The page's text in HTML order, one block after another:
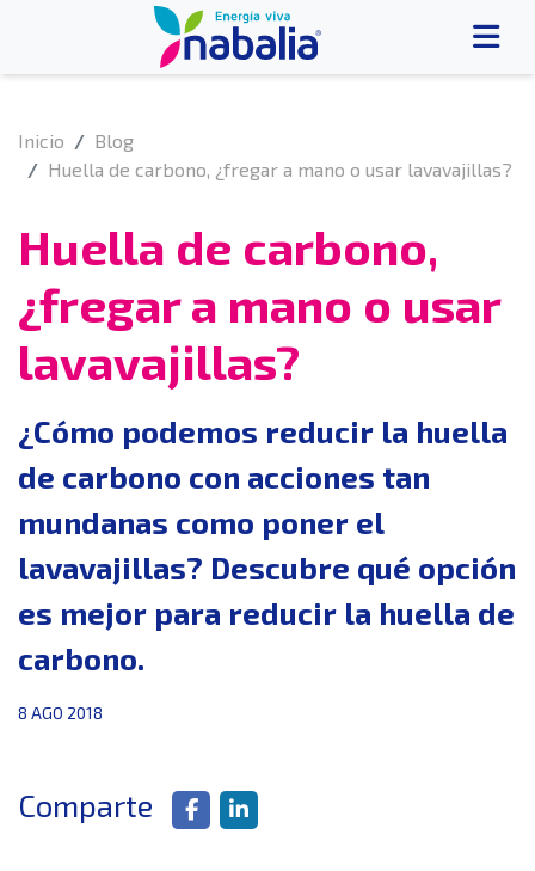
Inicio
Blog
Huella de carbono, ¿fregar a mano o usar lavavajillas?
Huella de carbono,
¿fregar a mano o usar
lavavajillas?
¿Cómo podemos reducir la huella
de carbono con acciones tan
mundanas como poner el
lavavajillas? Descubre qué opción
es mejor para reducir la huella de
carbono.
8 AGO 2018
Comparte